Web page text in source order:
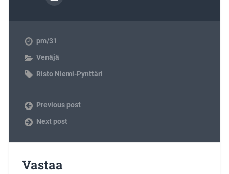
pm/31
Venäjä
Risto Niemi-Pynttäri
Previous post
Next post
Vastaa